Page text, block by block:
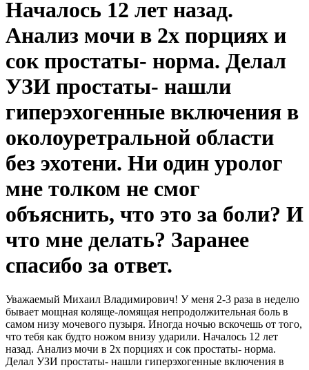
Началось 12 лет назад.
Анализ мочи в 2х порциях и
сок простаты- норма. Делал
УЗИ простаты- нашли
гиперэхогенные включения в
околоуретральной области
без эхотени. Ни один уролог
мне толком не смог
объяснить, что это за боли? И
что мне делать? Заранее
спасибо за ответ.
Уважаемый Михаил Владимирович! У меня 2-3 раза в неделю
бывает мощная коляще-ломящая непродолжительная боль в
самом низу мочевого пузыря. Иногда ночью вскочешь от того,
что тебя как будто ножом внизу ударили. Началось 12 лет
назад. Анализ мочи в 2х порциях и сок простаты- норма.
Делал УЗИ простаты- нашли гиперэхогенные включения в